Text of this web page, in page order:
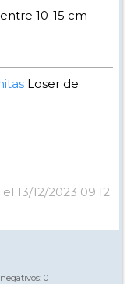
10-15 cm
Loser de
13/12/2023 09:12
0